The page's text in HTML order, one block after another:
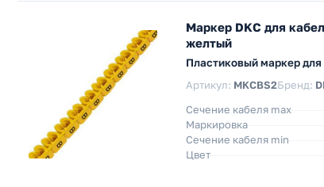
Маркер DKC для
желтый
Пластиковый маркер для
Артикул: MKCBS2Бренд:
Сечение кабеля max
Маркировка
Сечение кабеля min
Цвет